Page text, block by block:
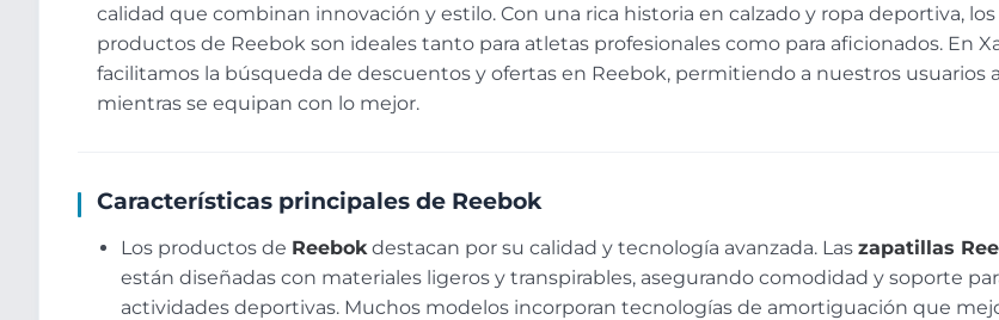
calidad que combinan innovación y estilo. Con una rica historia en calzado y ropa deportiva, los
productos de Reebok son ideales tanto para atletas profesionales como para aficionados. En
facilitamos la búsqueda de descuentos y ofertas en Reebok, permitiendo a nuestros usuarios
mientras se equipan con lo mejor.
Características principales de Reebok
Los productos de Reebok destacan por su calidad y tecnología avanzada. Las zapatillas
están diseñadas con materiales ligeros y transpirables, asegurando comodidad y soporte
actividades deportivas. Muchos modelos incorporan tecnologías de amortiguación que